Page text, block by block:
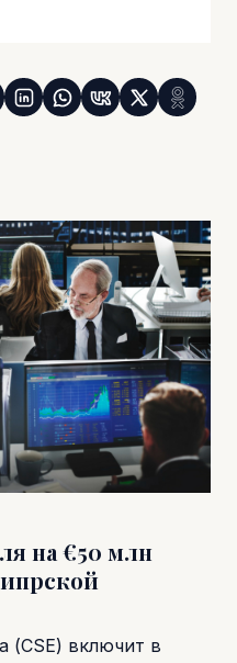
на €50 млн
(CSE) включит в